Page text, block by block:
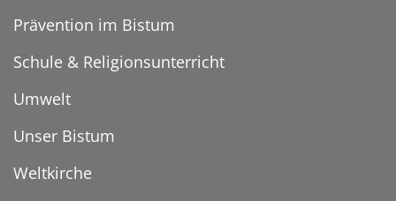
Prävention im Bistum
Schule & Religionsunterricht
Umwelt
Unser Bistum
Weltkirche